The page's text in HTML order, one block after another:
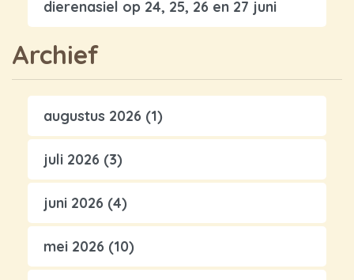
dierenasiel op 24, 25, 26 en 27 juni
Archief
augustus 2026 (1)
juli 2026 (3)
juni 2026 (4)
mei 2026 (10)